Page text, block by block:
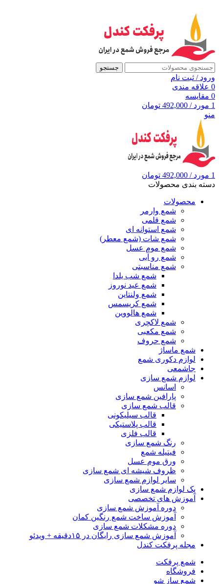
جستجو
ورود / ثبت نام
0 علاقه مندی
0 مقايسه
1 مورد /
492,000 تومان
منو
1 مورد /
492,000 تومان
دسته بندی محصولات
محصولات
شمع وارمر
شمع قلمی
شمع استوانه ای
شمع شات (شمع معطر)
شمع موم عسل
شمع رو آبی
شمع مناسبتی
شمع شب یلدا
شمع عید نوروز
شمع ولنتاین
شمع کریسمس
شمع هالووین
شمع لاکچری
شمع مکعبی
شمع حروف
شمع ماساژ
لوازم دکوری شمع
جاشمعی
لوازم شمع سازی
اسانس
پارافین شمع سازی
قالب شمع سازی
قالب سیلیکونی
قالب پلاستیکی
قالب فلزی
رنگ شمع سازی
فیتیله شمع
ورق موم عسل
ظروف شیشه ای شمع سازی
سایر لوازم شمع سازی
پک لوازم شمع سازی
آموزش های تخصصی
دوره آموزش شمع سازی
آموزش ساخت شمع رنگین کمان
دوره مشکلات شمع سازی
آموزش شمع سازی رایگان در ۱۵دقیقه + ویدئو
مجله پرفکت کندل
شمع پرفکت
فروشگاه
شمع ساز شو